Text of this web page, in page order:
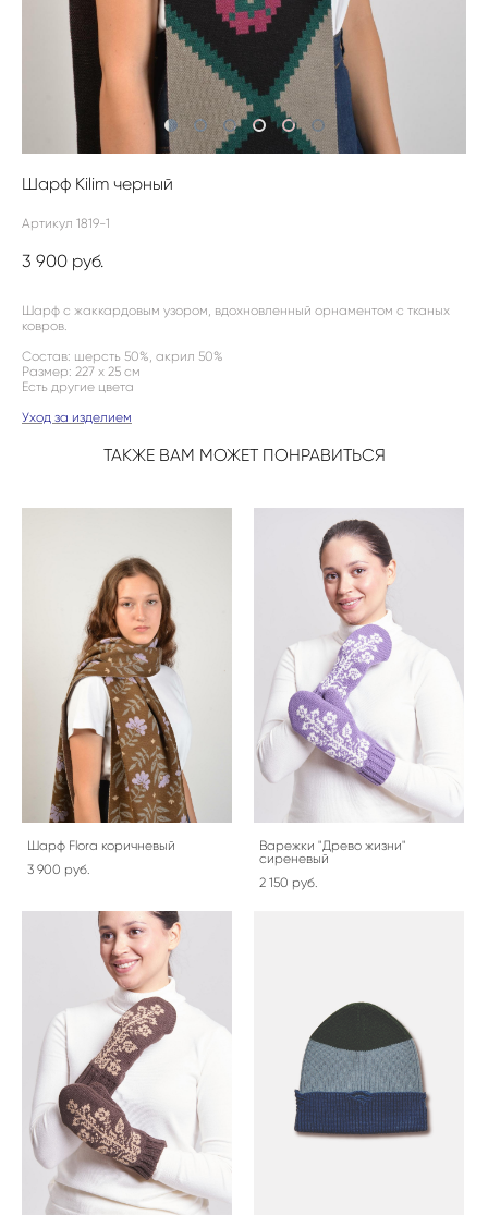
Шарф Kilim черный
Артикул 1819-1
3 900 pуб.
Шарф с жаккардовым узором, вдохновленный орнаментом с тканых
ковров.
Состав: шерсть 50%, акрил 50%
Размер: 227 х 25 см
Есть другие цвета
Уход за изделием
ТАКЖЕ ВАМ МОЖЕТ ПОНРАВИТЬСЯ
Шарф Flora коричневый
3 900 pуб.
Варежки "Древо жизни"
сиреневый
2 150 pуб.